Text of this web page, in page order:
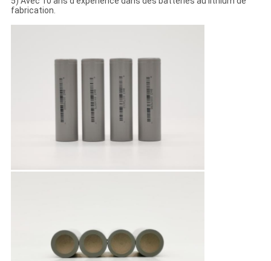
fabrication.